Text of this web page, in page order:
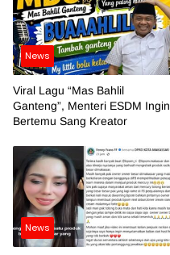
News
Viral Lagu “Mas Bahlil
Ganteng”, Menteri ESDM Ingin
Bertemu Sang Kreator
News